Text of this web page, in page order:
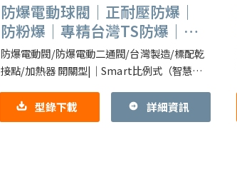
防爆電動球閥｜正耐壓防爆｜
防粉爆｜專精台灣TS防爆｜開
關或比例
防爆電動閥/防爆電動二通閥/台灣製造/標配乾
接點/加熱器 開關型|｜Smart比例式（智慧比
【防爆型電動驅動器】各式防爆
型錄下載 詳細資訊